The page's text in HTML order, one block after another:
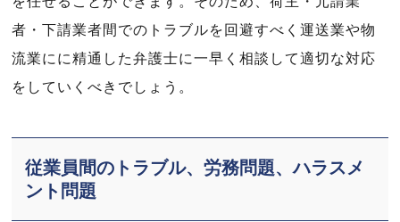
者・下請業者間でのトラブルを回避すべく運送業や物
流業にに精通した弁護士に一早く相談して適切な対応
をしていくべきでしょう。
従業員間のトラブル、労務問題、ハラスメ
ント問題